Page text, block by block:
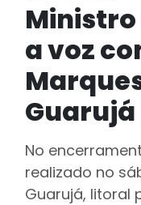
a voz
Guarujá
No
realizado no
Guarujá, litoral